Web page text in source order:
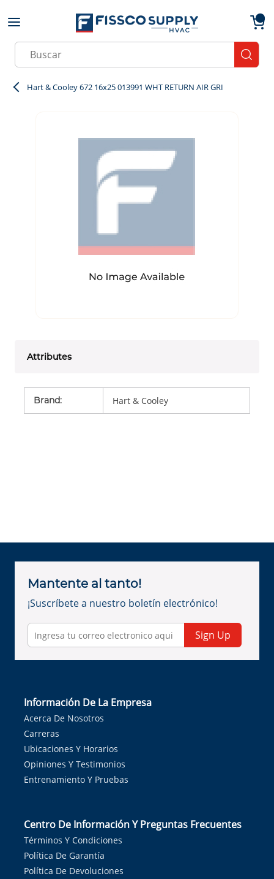
Skip to main content
Site Search
Hart & Cooley 672 16x25 013991 WHT RETURN AIR GRI
Attributes
Brand: Hart & Cooley
Mantente al tanto!
¡Suscríbete a nuestro boletín electrónico!
Sign Up
Información De La Empresa
Acerca De Nosotros
Carreras
Ubicaciones Y Horarios
Opiniones Y Testimonios
Entrenamiento Y Pruebas
Centro De Información Y Preguntas Frecuentes
Términos Y Condiciones
Política De Garantía
Política De Devoluciones